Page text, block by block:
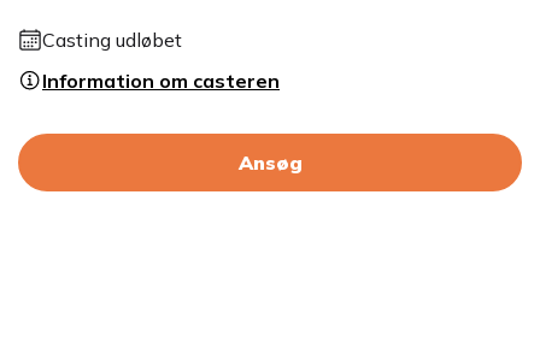
Casting udløbet
Information om casteren
Ansøg